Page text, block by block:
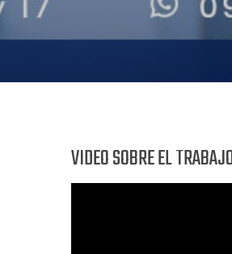
VIDEO SOBRE EL